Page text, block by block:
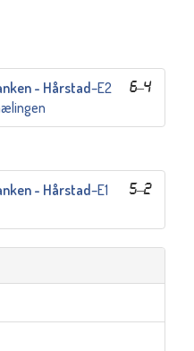
6–4
- Hårstad–E2
5–2
- Hårstad–E1